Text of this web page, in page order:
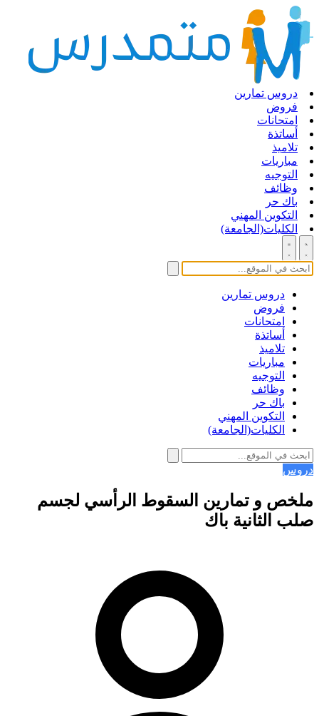
دروس تمارين
فروض
امتحانات
أساتذة
تلاميذ
مباريات
التوجيه
وظائف
باك حر
التكوين المهني
الكليات(الجامعة)
دروس تمارين
فروض
امتحانات
أساتذة
تلاميذ
مباريات
التوجيه
وظائف
باك حر
التكوين المهني
الكليات(الجامعة)
دروس
ملخص و تمارين السقوط الرأسي لجسم
صلب الثانية باك